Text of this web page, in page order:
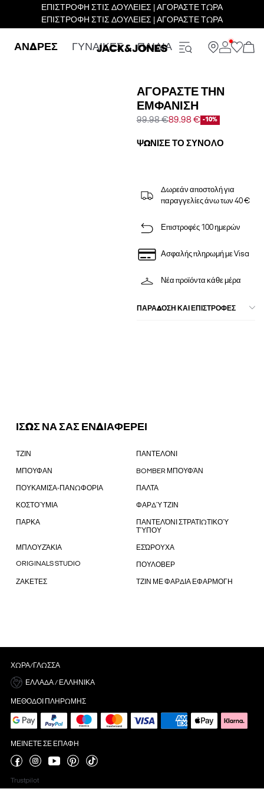
ΕΠΙΣΤΡΟΦΗ ΣΤΙΣ ΔΟΥΛΕΙΕΣ | ΑΓΟΡΑΣΤΕ ΤΩΡΑ
ΕΠΙΣΤΡΟΦΗ ΣΤΙΣ ΔΟΥΛΕΙΕΣ | ΑΓΟΡΑΣΤΕ ΤΩΡΑ
ΑΝΔΡΕΣ ΓΥΝΑΙΚΕΣ ΠΑΙΔΙΑ
ΑΓΟΡΆΣΤΕ ΤΗΝ
ΕΜΦΆΝΙΣΗ
99.98 €89.98 € -10%
ΨΏΝΙΣΕ ΤΟ ΣΎΝΟΛΟ
Δωρεάν αποστολή για
παραγγελίες άνω των 40 €
Επιστροφές 100 ημερών
Ασφαλής πληρωμή με Visa
Νέα προϊόντα κάθε μέρα
ΠΑΡΑΔΟΣΗ ΚΑΙ ΕΠΙΣΤΡΟΦΕΣ
ΙΣΩΣ ΝΑ ΣΑΣ ΕΝΔΙΑΦΕΡΕΙ
ΤΖΙΝ ΠΑΝΤΕΛΟΝΙ
ΜΠΟΥΦΑΝ BOMBER ΜΠΟΥΦΆΝ
ΠΟΥΚΑΜΙΣΑ-ΠΑΝΩΦΟΡΙΑ ΠΑΛΤΑ
ΚΟΣΤΟΎΜΙΑ ΦΑΡΔΎ ΤΖΙΝ
ΠΑΡΚΑ
ΠΑΝΤΕΛΌΝΙ ΣΤΡΑΤΙΩΤΙΚΟΎ
ΤΎΠΟΥ
ΜΠΛΟΥΖΆΚΙΑ ΕΣΏΡΟΥΧΑ
ORIGINALS STUDIO ΠΟΥΛΟΒΕΡ
ΖΑΚΕΤΕΣ ΤΖΙΝ ΜΕ ΦΑΡΔΙΑ ΕΦΑΡΜΟΓΗ
ΧΏΡΑ/ΓΛΏΣΣΑ
ΕΛΛΆΔΑ / ΕΛΛΗΝΙΚΆ
ΜΈΘΟΔΟΙ ΠΛΗΡΩΜΉΣ
ΜΕΊΝΕΤΕ ΣΕ ΕΠΑΦΉ
Trustpilot